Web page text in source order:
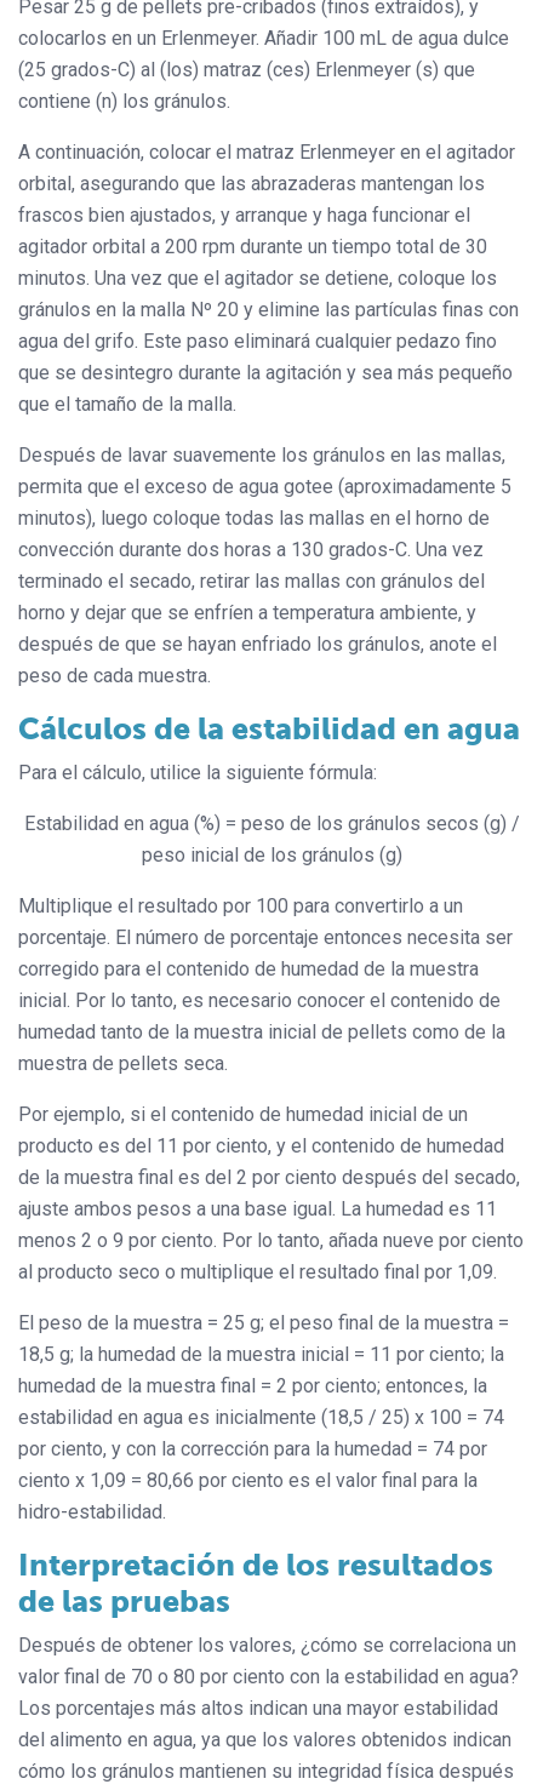
Pesar 25 g de pellets pre-cribados (finos extraídos), y
colocarlos en un Erlenmeyer. Añadir 100 mL de agua dulce
(25 grados-C) al (los) matraz (ces) Erlenmeyer (s) que
contiene (n) los gránulos.
A continuación, colocar el matraz Erlenmeyer en el agitador
orbital, asegurando que las abrazaderas mantengan los
frascos bien ajustados, y arranque y haga funcionar el
agitador orbital a 200 rpm durante un tiempo total de 30
minutos. Una vez que el agitador se detiene, coloque los
gránulos en la malla Nº 20 y elimine las partículas finas con
agua del grifo. Este paso eliminará cualquier pedazo fino
que se desintegro durante la agitación y sea más pequeño
que el tamaño de la malla.
Después de lavar suavemente los gránulos en las mallas,
permita que el exceso de agua gotee (aproximadamente 5
minutos), luego coloque todas las mallas en el horno de
convección durante dos horas a 130 grados-C. Una vez
terminado el secado, retirar las mallas con gránulos del
horno y dejar que se enfríen a temperatura ambiente, y
después de que se hayan enfriado los gránulos, anote el
peso de cada muestra.
Cálculos de la estabilidad en agua
Para el cálculo, utilice la siguiente fórmula:
Estabilidad en agua (%) = peso de los gránulos secos (g) /
peso inicial de los gránulos (g)
Multiplique el resultado por 100 para convertirlo a un
porcentaje. El número de porcentaje entonces necesita ser
corregido para el contenido de humedad de la muestra
inicial. Por lo tanto, es necesario conocer el contenido de
humedad tanto de la muestra inicial de pellets como de la
muestra de pellets seca.
Por ejemplo, si el contenido de humedad inicial de un
producto es del 11 por ciento, y el contenido de humedad
de la muestra final es del 2 por ciento después del secado,
ajuste ambos pesos a una base igual. La humedad es 11
menos 2 o 9 por ciento. Por lo tanto, añada nueve por ciento
al producto seco o multiplique el resultado final por 1,09.
El peso de la muestra = 25 g; el peso final de la muestra =
18,5 g; la humedad de la muestra inicial = 11 por ciento; la
humedad de la muestra final = 2 por ciento; entonces, la
estabilidad en agua es inicialmente (18,5 / 25) x 100 = 74
por ciento, y con la corrección para la humedad = 74 por
ciento x 1,09 = 80,66 por ciento es el valor final para la
hidro-estabilidad.
Interpretación de los resultados
de las pruebas
Después de obtener los valores, ¿cómo se correlaciona un
valor final de 70 o 80 por ciento con la estabilidad en agua?
Los porcentajes más altos indican una mayor estabilidad
del alimento en agua, ya que los valores obtenidos indican
cómo los gránulos mantienen su integridad física después